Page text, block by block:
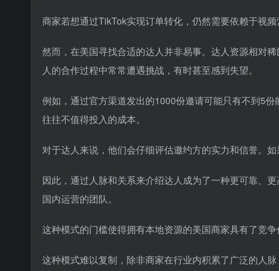
商家若想通过TikTok实现订单转化，仍然需要依赖于视频
然而，在美国寻找合适的达人并非易事。达人资源相对
人的合作过程中常常遭遇挑战，有时甚至感到失望。
例如，通过官方渠道发出的1000份邀请可能只有不到5
往往不值得投入的成本。
对于达人来说，他们会仔细评估邀约方的实力和信誉。
因此，通过人脉和关系来介绍达人成为了一种更可靠、
国内运营的团队。
这种模式的门槛使得拥有本地资源的美国商家具有了竞争
这种模式难以复制，除非商家在行业内积累了广泛的人